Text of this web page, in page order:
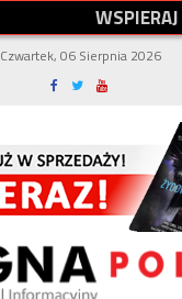
WSPIERAJ
Czwartek, 06 Sierpnia 2026